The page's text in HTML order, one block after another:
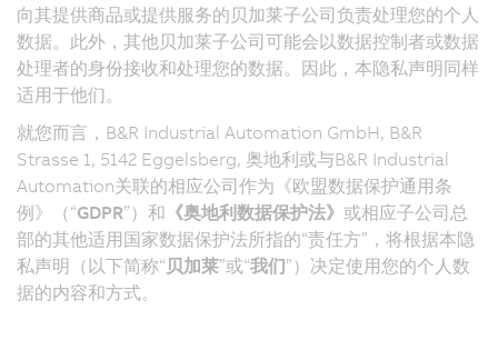
向其提供商品或提供服务的贝加莱子公司负责处理您的个人
数据。此外，其他贝加莱子公司可能会以数据控制者或数据
处理者的身份接收和处理您的数据。因此，本隐私声明同样
适用于他们。
就您而言，B&R Industrial Automation GmbH, B&R
Strasse 1, 5142 Eggelsberg, 奥地利或与B&R Industrial
Automation关联的相应公司作为《欧盟数据保护通用条
例》（“GDPR”）和 《奥地利数据保护法》 或相应子公司总
部的其他适用国家数据保护法所指的“责任方”，将根据本隐
私声明（以下简称“ 贝加莱”或“我们”）决定使用您的个人数
据的内容和方式。